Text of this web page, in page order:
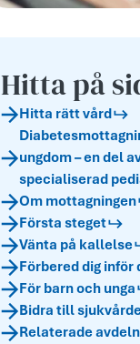
Hitta på
Hitta rätt vård
ungdom – en del
specialiserad
Om mottagningen
Första steget
Vänta på kallelse
Förbered dig inför
För barn och unga
Bidra till
Relaterade